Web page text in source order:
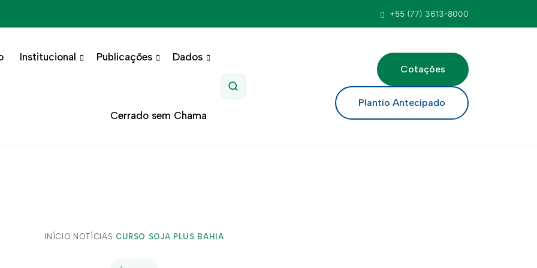
+55 (77) 3613-8000
Institucional Publicações Dados
Cerrado sem Chama
Pesquisar
Cotações
Plantio Antecipado
INÍCIO/ NOTÍCIAS/ CURSO SOJA PLUS BAHIA